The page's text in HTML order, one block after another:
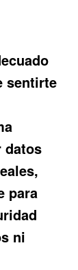
sentirte
datos
para
ni